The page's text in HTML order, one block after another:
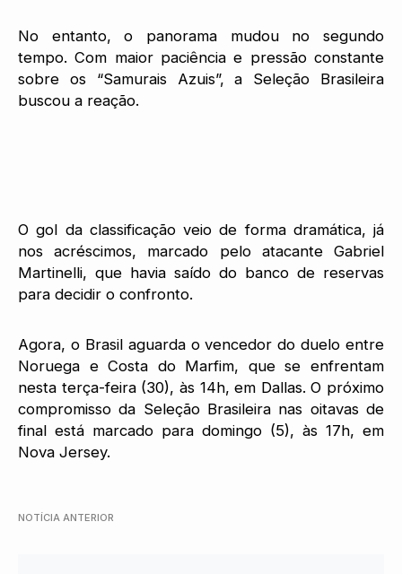
No entanto, o panorama mudou no segundo
tempo. Com maior paciência e pressão constante
sobre os “Samurais Azuis”, a Seleção Brasileira
buscou a reação.
O gol da classificação veio de forma dramática, já
nos acréscimos, marcado pelo atacante Gabriel
Martinelli, que havia saído do banco de reservas
para decidir o confronto.
Agora, o Brasil aguarda o vencedor do duelo entre
Noruega e Costa do Marfim, que se enfrentam
nesta terça-feira (30), às 14h, em Dallas. O próximo
compromisso da Seleção Brasileira nas oitavas de
final está marcado para domingo (5), às 17h, em
Nova Jersey.
NOTÍCIA ANTERIOR